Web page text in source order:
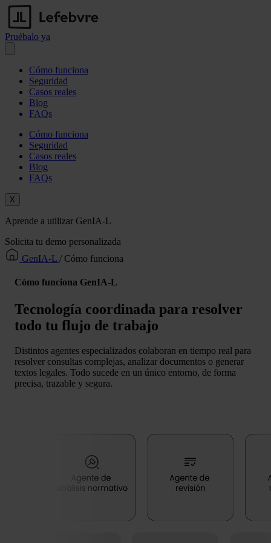
Pruébalo ya
Cómo funciona
Seguridad
Casos reales
Blog
FAQs
Cómo funciona
Seguridad
Casos reales
Blog
FAQs
X
Aprende a utilizar GenIA-L
Solicita tu demo personalizada
GenIA-L / Cómo funciona
Cómo funciona GenIA-L
Tecnología coordinada para resolver
todo tu flujo de trabajo
Distintos agentes especializados colaboran en tiempo real para
resolver consultas complejas, analizar documentos o generar
textos legales. Todo sucede en un único entorno, de forma
precisa, trazable y segura.